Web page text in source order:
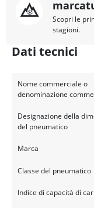
Scopri le
stagioni.
Dati tecnici
Nome commerciale o
denominazione
Designazione della
del pneumatico
Marca
Classe del pneumatico
Indice di capacità di